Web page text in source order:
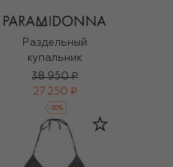
Раздельный
купальник
38 950 ₽
27 250 ₽
-30%